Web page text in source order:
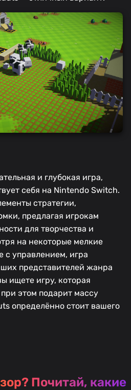
и глубокая игра,
себя на Nintendo Switch.
стратегии,
предлагая игрокам
для творчества и
на некоторые мелкие
с управлением, игра
представителей жанра
ищете игру, которая
этом подарит массу
определённо стоит вашего
Почитай, какие